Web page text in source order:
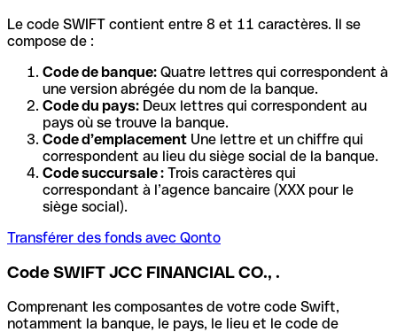
Le code SWIFT contient entre 8 et 11 caractères. Il se
compose de :
Code de banque: Quatre lettres qui correspondent à
une version abrégée du nom de la banque.
Code du pays: Deux lettres qui correspondent au
pays où se trouve la banque.
Code d’emplacement Une lettre et un chiffre qui
correspondent au lieu du siège social de la banque.
Code succursale : Trois caractères qui
correspondant à l’agence bancaire (XXX pour le
siège social).
Transférer des fonds avec Qonto
Code SWIFT JCC FINANCIAL CO., .
Comprenant les composantes de votre code Swift,
notamment la banque, le pays, le lieu et le code de